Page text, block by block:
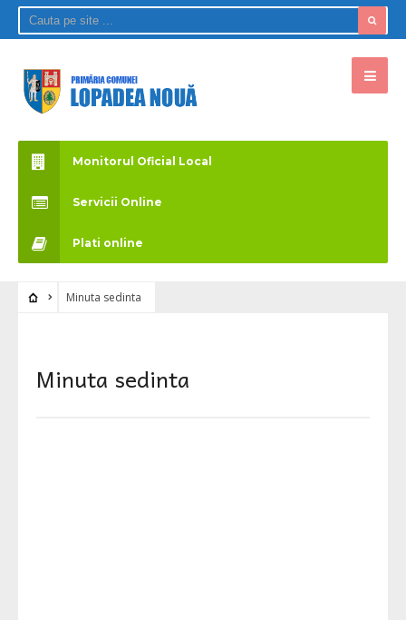
Monitorul Oficial Local
Servicii Online
Plati online
Minuta sedinta
Minuta sedinta